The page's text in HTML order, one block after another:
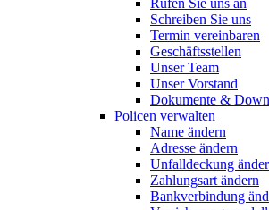
Rufen Sie uns an
Schreiben Sie uns
Termin vereinbaren
Geschäftsstellen
Unser Team
Unser Vorstand
Dokumente &
Policen verwalten
Name ändern
Adresse ändern
Unfalldeckung
Zahlungsart ändern
Bankverbindung